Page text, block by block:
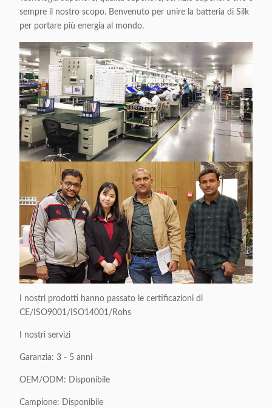
sempre il nostro scopo. Benvenuto per unire la batteria di Silk
per portare più energia al mondo.
I nostri prodotti hanno passato le certificazioni di
CE/ISO9001/ISO14001/Rohs
I nostri servizi
Garanzia: 3 - 5 anni
OEM/ODM: Disponibile
Campione: Disponibile